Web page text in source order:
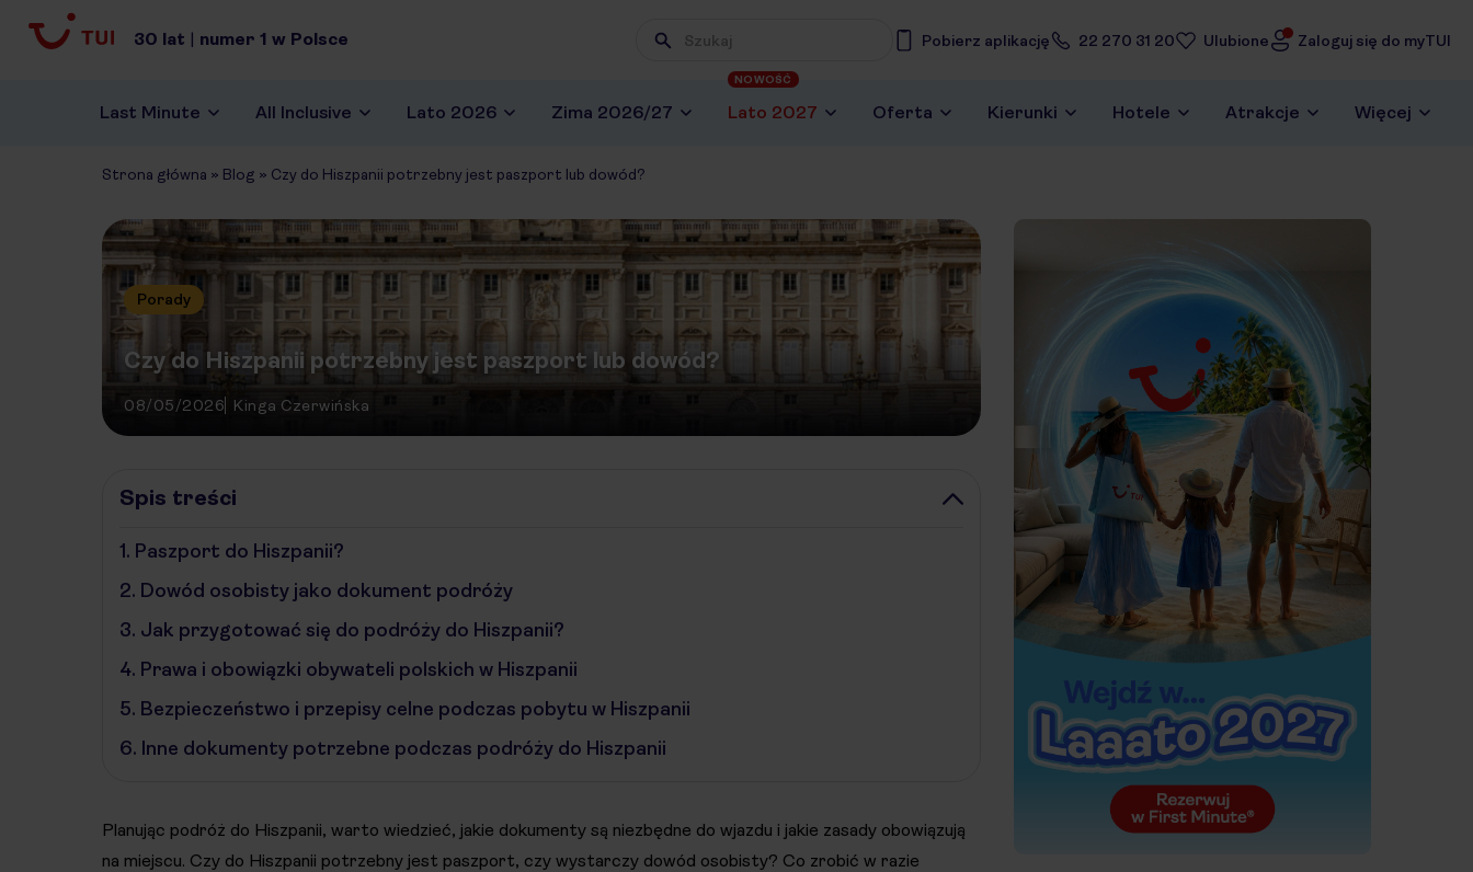
30 lat | numer 1 w Polsce Pobierz aplikację 22 270 31 20 Ulubione Zaloguj się do myTUI
Last Minute All Inclusive Lato 2026 Zima 2026/27 Lato 2027
NOWOŚĆ
Oferta Kierunki Hotele Atrakcje Więcej
Strona główna » Blog » Czy do Hiszpanii potrzebny jest paszport lub dowód?
Porady
Czy do Hiszpanii potrzebny jest paszport lub dowód?
08/05/2026 Kinga Czerwińska
Spis treści
1. Paszport do Hiszpanii?
2. Dowód osobisty jako dokument podróży
3. Jak przygotować się do podróży do Hiszpanii?
4. Prawa i obowiązki obywateli polskich w Hiszpanii
5. Bezpieczeństwo i przepisy celne podczas pobytu w Hiszpanii
6. Inne dokumenty potrzebne podczas podróży do Hiszpanii
Planując podróż do Hiszpanii, warto wiedzieć, jakie dokumenty są niezbędne do wjazdu i jakie zasady obowiązują
na miejscu. Czy do Hiszpanii potrzebny jest paszport, czy wystarczy dowód osobisty? Co zrobić w razie